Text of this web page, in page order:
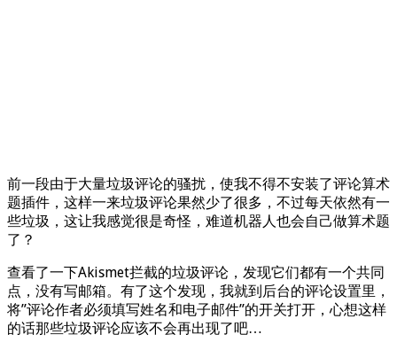
前一段由于大量垃圾评论的骚扰，使我不得不安装了评论算术
题插件，这样一来垃圾评论果然少了很多，不过每天依然有一
些垃圾，这让我感觉很是奇怪，难道机器人也会自己做算术题
了？
查看了一下Akismet拦截的垃圾评论，发现它们都有一个共同
点，没有写邮箱。有了这个发现，我就到后台的评论设置里，
将”评论作者必须填写姓名和电子邮件”的开关打开，心想这样
的话那些垃圾评论应该不会再出现了吧…